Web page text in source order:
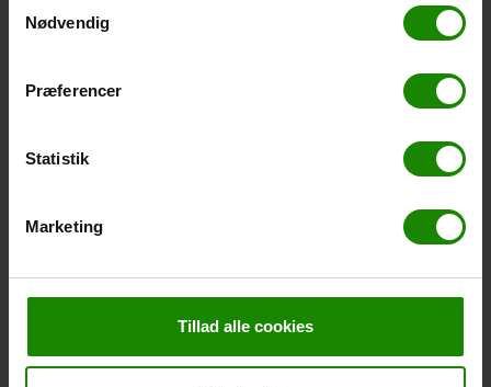
Nødvendig
Præferencer
Statistik
Marketing
Tillad alle cookies
Calathea Stella Ø14 H45
LightType
H: 45 CM Ø: 14 CM